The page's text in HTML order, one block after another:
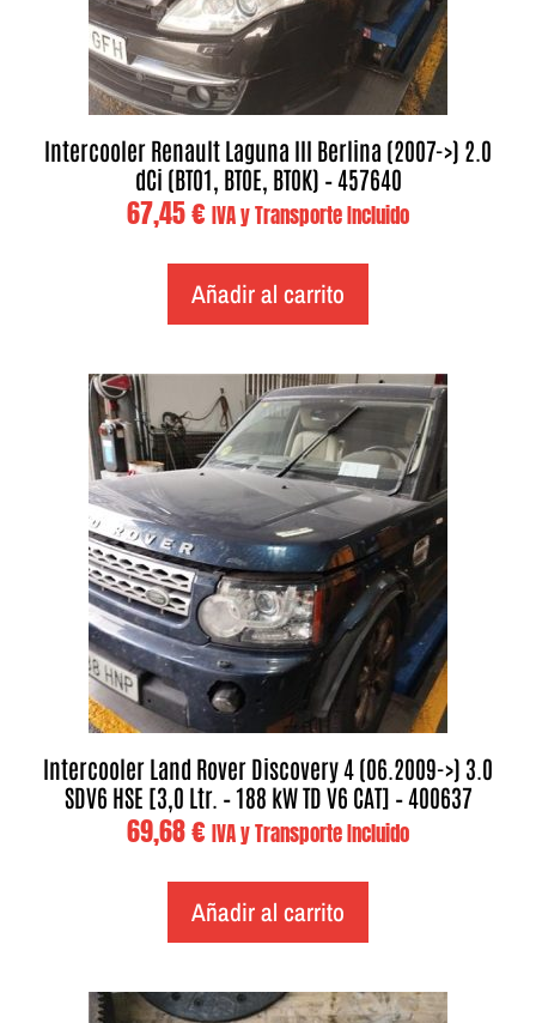
Intercooler Renault Laguna III Berlina (2007->) 2.0
dCi (BT01, BT0E, BT0K) – 457640
67,45€ IVA y Transporte Incluido
Añadir al carrito
Intercooler Land Rover Discovery 4 (06.2009->) 3.0
SDV6 HSE [3,0 Ltr. – 188 kW TD V6 CAT] – 400637
69,68€ IVA y Transporte Incluido
Añadir al carrito